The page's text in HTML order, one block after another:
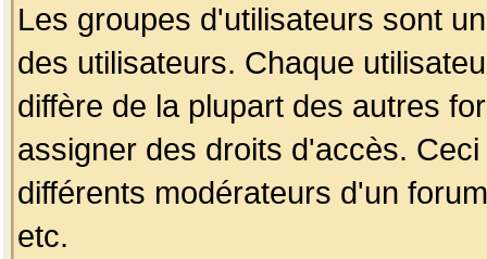
Les groupes d'utilisateurs sont
des utilisateurs. Chaque
diffère de la plupart des autres
assigner des droits d'accès.
différents modérateurs d'un
etc.